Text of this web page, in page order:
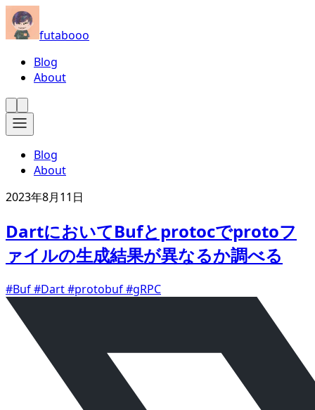
futabooo
Blog
About
Blog
About
2023年8月11日
DartにおいてBufとprotocでprotoフ
ァイルの生成結果が異なるか調べる
#Buf#Dart#protobuf#gRPC